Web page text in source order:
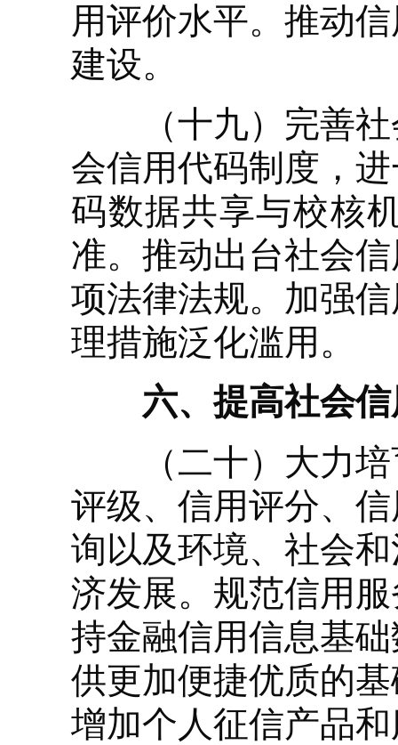
用评价水平。推动
建设。
（十九）完善社
会信用代码制度，
码数据共享与校核
准。推动出台社会
项法律法规。加强
理措施泛化滥用。
六、提高社会信
（二十）大力培
评级、信用评分、
询以及环境、社会
济发展。规范信用
持金融信用信息基
供更加便捷优质的
增加个人征信产品